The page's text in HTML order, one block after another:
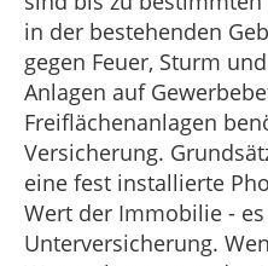
in der bestehenden
gegen Feuer, Sturm
Anlagen auf
Freiflächenanlagen
Versicherung.
eine fest installierte
Wert der Immobilie -
Unterversicherung.